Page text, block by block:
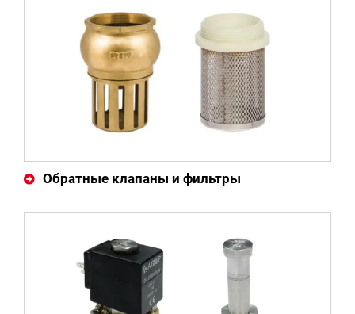
Обратные клапаны и фильтры